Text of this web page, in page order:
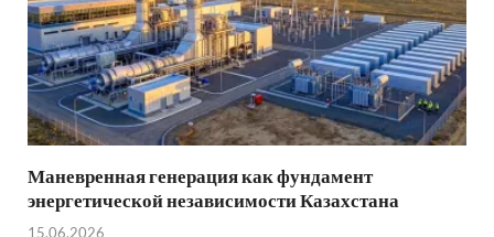
Маневренная генерация как фундамент
энергетической независимости Казахстана
15.06.2026